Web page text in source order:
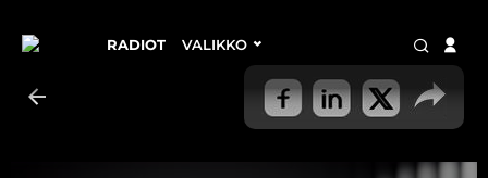
RADIOT VALIKKO